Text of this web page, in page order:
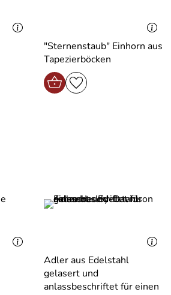
"Sternenstaub" Einhorn aus
Tapezierböcken
Adler aus Edelstahl
gelasert und
anlassbeschriftet für einen